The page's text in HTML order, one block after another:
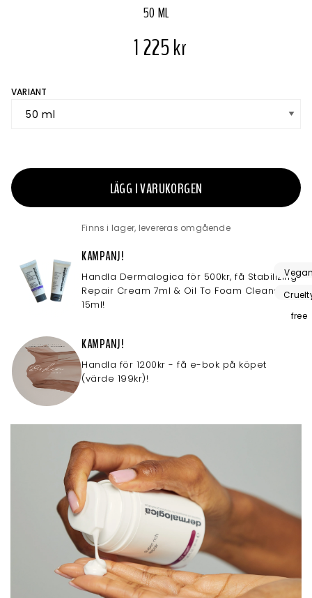
50 ML
1 225 kr
VARIANT
LÄGG I VARUKORGEN
Finns i lager, levereras omgående
KAMPANJ!
Handla Dermalogica för 500kr, få Stabilizing
Repair Cream 7ml & Oil To Foam Cleanser
15ml!
KAMPANJ!
Handla för 1200kr - få e-bok på köpet
(värde 199kr)!
free